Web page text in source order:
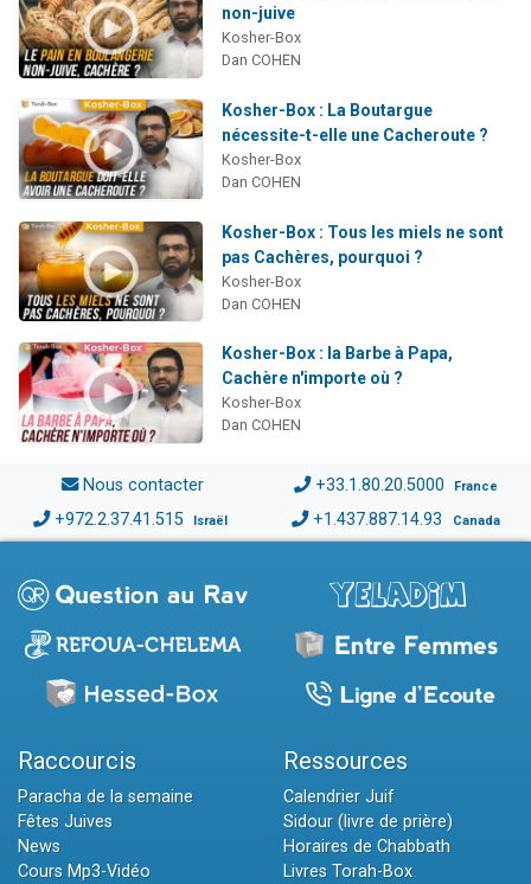
non-juive
Kosher-Box
Dan COHEN
Kosher-Box : La Boutargue
nécessite-t-elle une Cacheroute ?
Kosher-Box
Dan COHEN
Kosher-Box : Tous les miels ne sont
pas Cachères, pourquoi ?
Kosher-Box
Dan COHEN
Kosher-Box : la Barbe à Papa,
Cachère n'importe où ?
Kosher-Box
Dan COHEN
Nous contacter +33.1.80.20.5000 France
+972.2.37.41.515 Israël +1.437.887.14.93 Canada
Raccourcis
Paracha de la semaine
Fêtes Juives
News
Cours Mp3-Vidéo
Ressources
Calendrier Juif
Sidour (livre de prière)
Horaires de Chabbath
Livres Torah-Box